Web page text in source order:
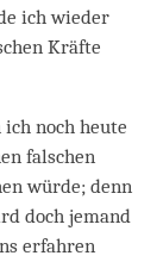
ich wieder
Kräfte
noch heute
falschen
würde; denn
doch jemand
erfahren